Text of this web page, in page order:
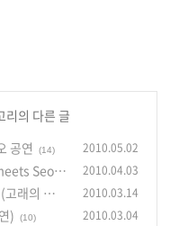
리의 다른 글
공연
(14) 2010.05.02
Seou
(16)
2010.04.03
래의 꿈/Y
(5)
2010.03.14
) (10) 2010.03.04